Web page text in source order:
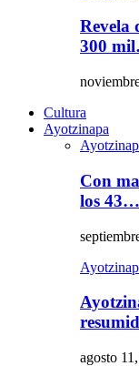
Revela
300
Cultura
Ayotzinapa
Con
los 43…
agosto